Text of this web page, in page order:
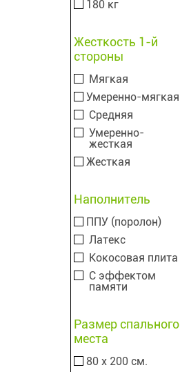
180 кг
Жесткость 1-й
стороны
Мягкая
Умеренно-мягкая
Средняя
Умеренно-
жесткая
Жесткая
Наполнитель
ППУ (поролон)
Латекс
Кокосовая плита
С эффектом
памяти
Размер спального
места
80 х 200 см.